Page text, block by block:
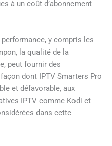
à un coût d’abonnement
y compris les
la qualité de la
peut fournir des
dont IPTV Smarters Pro
et défavorable, aux
IPTV comme Kodi et
dans cette